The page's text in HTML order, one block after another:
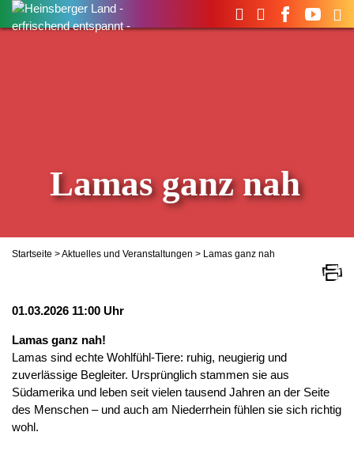
Suchen
nach:
Lamas ganz nah
Startseite >Aktuelles und Veranstaltungen > Lamas ganz nah
01.03.2026 11:00 Uhr
Lamas ganz nah!
Lamas sind echte Wohlfühl-Tiere: ruhig, neugierig und
zuverlässige Begleiter. Ursprünglich stammen sie aus
Südamerika und leben seit vielen tausend Jahren an der Seite
des Menschen – und auch am Niederrhein fühlen sie sich richtig
wohl.